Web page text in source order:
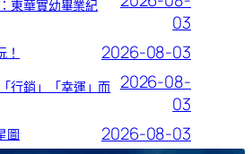
東華實幼畢業紀
03
2026-08-03
行銷」「幸運」而
2026-08-
03
圖 2026-08-03